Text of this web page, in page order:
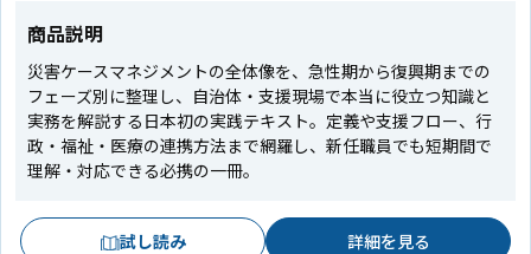
商品説明
災害ケースマネジメントの全体像を、急性期から復興期までの
フェーズ別に整理し、自治体・支援現場で本当に役立つ知識と
実務を解説する日本初の実践テキスト。定義や支援フロー、行
政・福祉・医療の連携方法まで網羅し、新任職員でも短期間で
理解・対応できる必携の一冊。
試し読み 詳細を見る